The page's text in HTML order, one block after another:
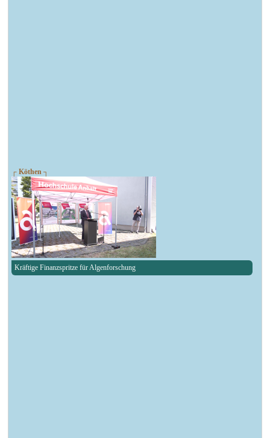
┌ Köthen ┐
Kräftige Finanzspritze für Algenforschung